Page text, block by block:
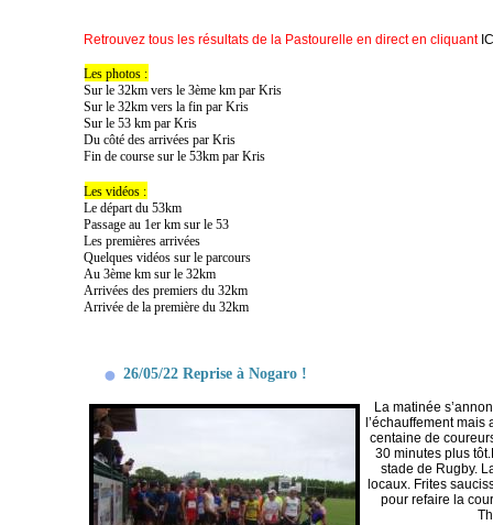
Retrouvez tous les résultats de la Pastourelle en direct en cliquant
Les photos :
Sur le 32km vers le 3ème km par Kris
Sur le 32km vers la fin par Kris
Sur le 53 km par Kris
Du côté des arrivées par Kris
Fin de course sur le 53km par Kris
Les vidéos :
Le départ du 53km
Passage au 1er km sur le 53
Les premières arrivées
Quelques vidéos sur le parcours
Au 3ème km sur le 32km
Arrivées des premiers du 32km
Arrivée de la première du 32km
26/05/22 Reprise à Nogaro !
La matinée
l’échauffement
centaine de
30 minutes plus
stade de Rugby.
locaux. Frites
pour refaire la